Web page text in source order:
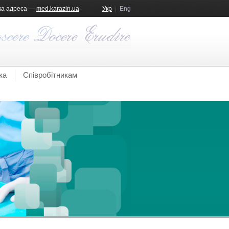
Укр Eng
адреса — med.karazin.ua
Співробітникам